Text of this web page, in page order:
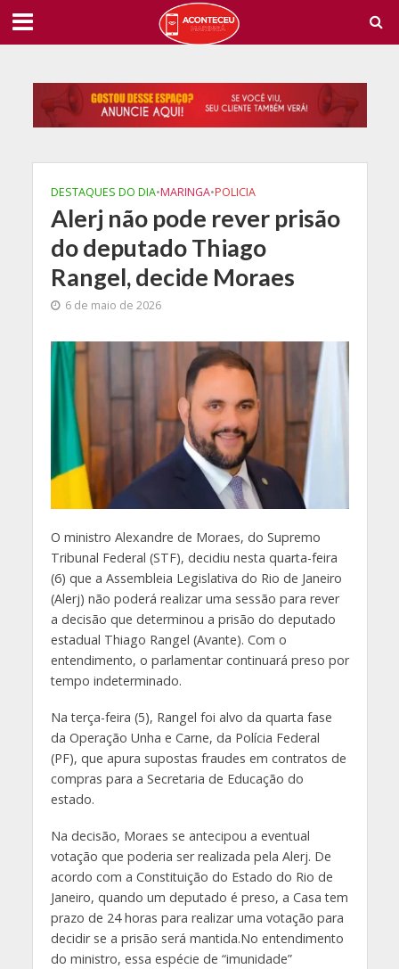
DESTAQUES DO DIA•MARINGA•POLICIA
Alerj não pode rever prisão
do deputado Thiago
Rangel, decide Moraes
6 de maio de 2026
O ministro Alexandre de Moraes, do Supremo
Tribunal Federal (STF), decidiu nesta quarta-feira
(6) que a Assembleia Legislativa do Rio de Janeiro
(Alerj) não poderá realizar uma sessão para rever
a decisão que determinou a prisão do deputado
estadual Thiago Rangel (Avante). Com o
entendimento, o parlamentar continuará preso por
tempo indeterminado.
Na terça-feira (5), Rangel foi alvo da quarta fase
da Operação Unha e Carne, da Polícia Federal
(PF), que apura supostas fraudes em contratos de
compras para a Secretaria de Educação do
estado.
Na decisão, Moraes se antecipou a eventual
votação que poderia ser realizada pela Alerj. De
acordo com a Constituição do Estado do Rio de
Janeiro, quando um deputado é preso, a Casa tem
prazo de 24 horas para realizar uma votação para
decidir se a prisão será mantida.No entendimento
do ministro, essa espécie de “imunidade”